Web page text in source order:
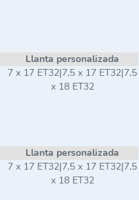
Llanta personalizada
7 x 17 ET32|7,5 x 17 ET32|7,5
x 18 ET32
Llanta personalizada
7 x 17 ET32|7,5 x 17 ET32|7,5
x 18 ET32